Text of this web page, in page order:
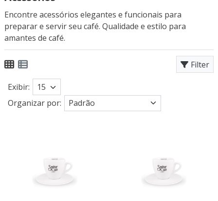
Encontre acessórios elegantes e funcionais para
preparar e servir seu café. Qualidade e estilo para
amantes de café.
Filter
Exibir:
Organizar por: